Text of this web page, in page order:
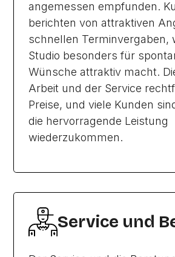
angemessen empfunden.
berichten von attraktiven
schnellen Terminvergaben,
Studio besonders für
Wünsche attraktiv macht.
Arbeit und der Service
Preise, und viele Kunden
die hervorragende Leistung
wiederzukommen.
Service und